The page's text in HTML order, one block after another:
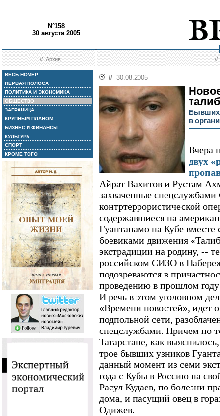
N°158
30 августа 2005
//Архив //
ВЕСЬ НОМЕР
ПЕРВАЯ ПОЛОСА
ПОЛИТИКА И ЭКОНОМИКА
ОБЩЕСТВО
ЗАГРАНИЦА
КРУПНЫМ ПЛАНОМ
БИЗНЕС И ФИНАНСЫ
КУЛЬТУРА
СПОРТ
КРОМЕ ТОГО
// 30.08.2005
Бывших
в
Вчера
двух
Айрат Вахитов и Рустам
захваченные
контртеррористической
содержавшиеся на
Гуантанамо на Кубе
боевиками движения
экстрадиции на родину, --
российском СИЗО в
подозреваются в
проведению в прошлом
И речь в этом уголовном
«Времени новостей», идет
подпольной сети,
спецслужбами. Причем по
Татарстане, как
трое бывших узников
данный момент из семи
года с Кубы в Россию на
Расул Кудаев, по болезни
дома, и пасущий овец в
Одижев.